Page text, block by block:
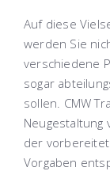
Auf diese
werden Sie
verschiedene
sogar
sollen. CMW
Neugestaltung
der
Vorgaben